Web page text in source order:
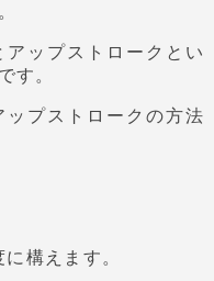
ップストロークとい
す。
ップストロークの方法
構えます。